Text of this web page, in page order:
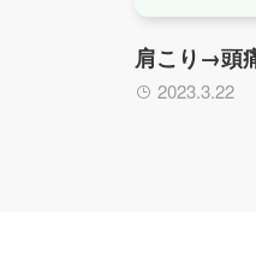
肩こり→頭
2023.3.22